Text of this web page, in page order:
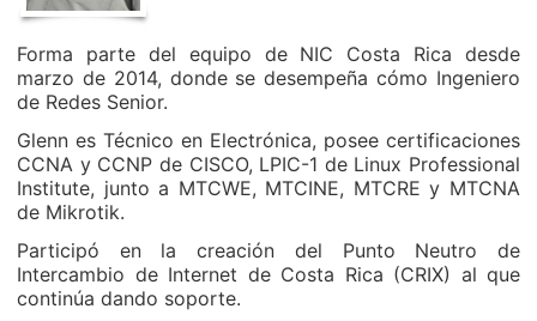
Forma parte del equipo de NIC Costa Rica desde
marzo de 2014, donde se desempeña cómo Ingeniero
de Redes Senior.
Glenn es Técnico en Electrónica, posee certificaciones
CCNA y CCNP de CISCO, LPIC-1 de Linux Professional
Institute, junto a MTCWE, MTCINE, MTCRE y MTCNA
de Mikrotik.
Participó en la creación del Punto Neutro de
Intercambio de Internet de Costa Rica (CRIX) al que
continúa dando soporte.